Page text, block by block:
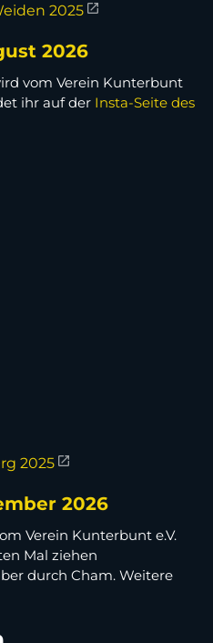
2025
2026
vom Verein Kunterbunt
ihr auf der Insta-Seite des
2025
2026
Verein Kunterbunt e.V.
Mal ziehen
durch Cham. Weitere